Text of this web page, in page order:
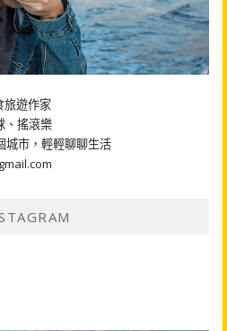
旅遊作家
、搖滾樂
城市，輕輕聊聊生活